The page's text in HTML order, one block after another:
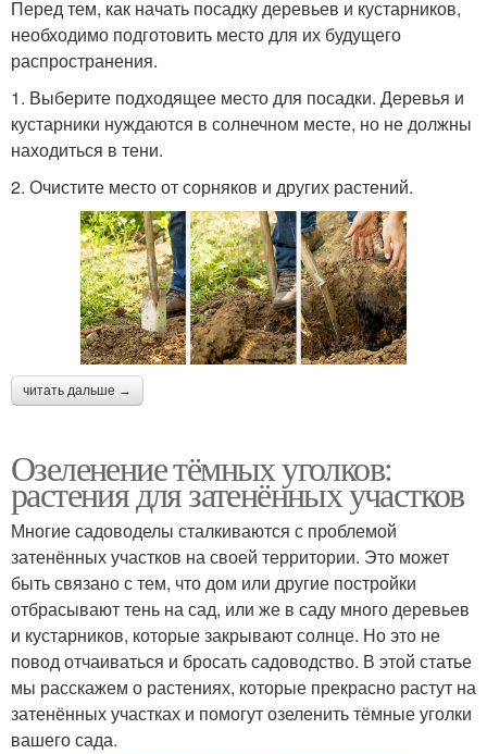
Перед тем, как начать посадку деревьев и кустарников,
необходимо подготовить место для их будущего
распространения.
1. Выберите подходящее место для посадки. Деревья и
кустарники нуждаются в солнечном месте, но не должны
находиться в тени.
2. Очистите место от сорняков и других растений.
читать дальше →
Озеленение тёмных уголков:
растения для затенённых участков
Многие садоводелы сталкиваются с проблемой
затенённых участков на своей территории. Это может
быть связано с тем, что дом или другие постройки
отбрасывают тень на сад, или же в саду много деревьев
и кустарников, которые закрывают солнце. Но это не
повод отчаиваться и бросать садоводство. В этой статье
мы расскажем о растениях, которые прекрасно растут на
затенённых участках и помогут озеленить тёмные уголки
вашего сада.